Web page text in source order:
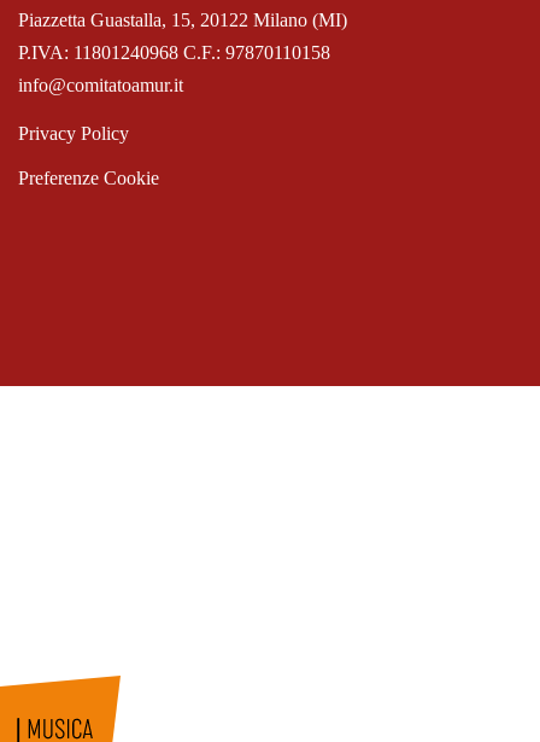
P.IVA: 11801240968 C.F.: 97870110158
Piazzetta Guastalla, 15, 20122 Milano (MI)
info@comitatoamur.it
Privacy Policy
Preferenze Cookie